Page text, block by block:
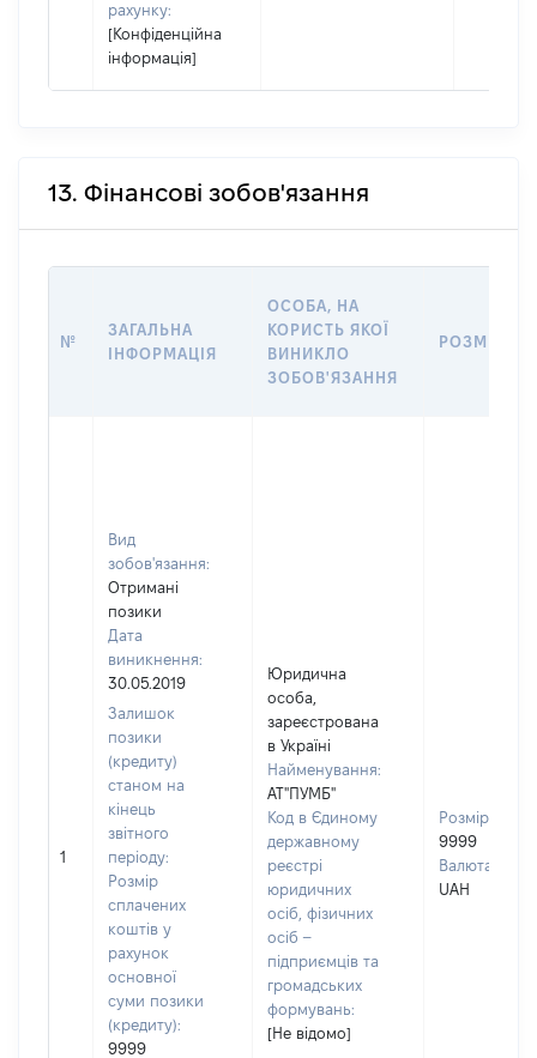
рахунку:
[Конфіденційна
інформація]
13. Фінансові зобов'язання
№
ЗАГАЛЬНА
ІНФОРМАЦІЯ
ОСОБА, НА
КОРИСТЬ ЯКОЇ
ВИНИКЛО
ЗОБОВ'ЯЗАННЯ
РОЗМІР
1
Вид
зобов'язання:
Отримані
позики
Дата
виникнення:
30.05.2019
Залишок
позики
(кредиту)
станом на
кінець
звітного
періоду:
Розмір
сплачених
коштів у
рахунок
основної
суми позики
(кредиту):
9999
Юридична
особа,
зареєстрована
в Україні
Найменування:
АТ"ПУМБ"
Код в Єдиному
державному
реєстрі
юридичних
осіб, фізичних
осіб –
підприємців та
громадських
формувань:
[Не відомо]
Розмір:
9999
Валюта:
UAH